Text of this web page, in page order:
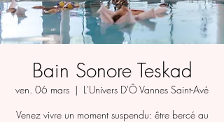
Bain Sonore Teskad
ven. 06 mars
  |
L'Univers D'Ô Vannes Saint-Avé
Venez vivre un moment suspendu: être bercé au